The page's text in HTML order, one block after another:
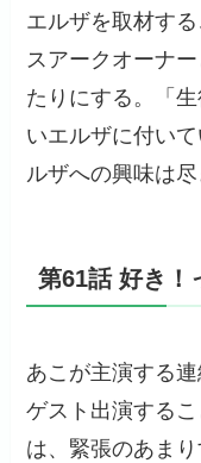
エルザを取材す
スアークオーナ
たりにする。「
いエルザに付い
ルザへの興味は
第61話 好き！
あこが主演する
ゲスト出演する
は、緊張のあま